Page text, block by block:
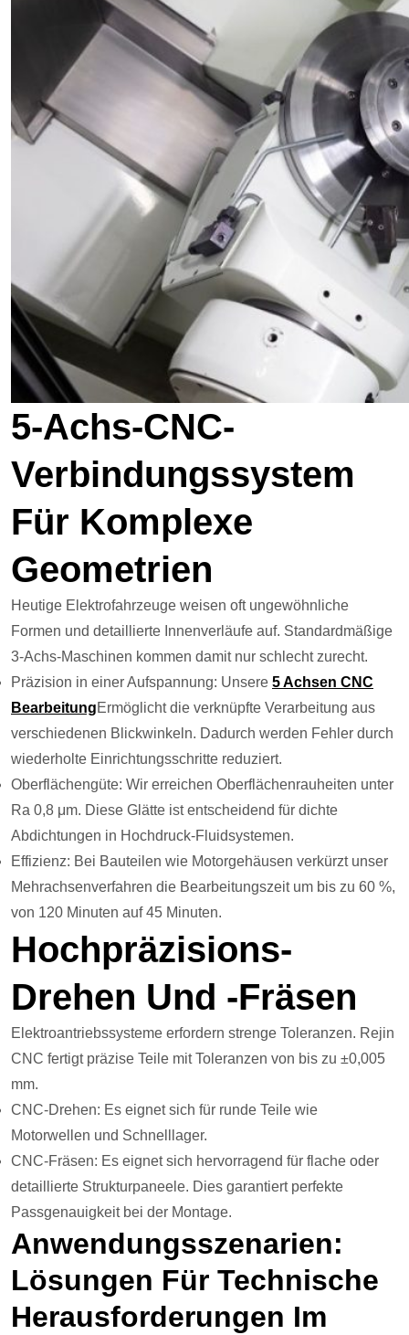
5-Achs-CNC-
Verbindungssystem
Für Komplexe
Geometrien
Heutige Elektrofahrzeuge weisen oft ungewöhnliche
Formen und detaillierte Innenverläufe auf. Standardmäßige
3-Achs-Maschinen kommen damit nur schlecht zurecht.
Präzision in einer Aufspannung: Unsere 5 Achsen CNC
BearbeitungErmöglicht die verknüpfte Verarbeitung aus
verschiedenen Blickwinkeln. Dadurch werden Fehler durch
wiederholte Einrichtungsschritte reduziert.
Oberflächengüte: Wir erreichen Oberflächenrauheiten unter
Ra 0,8 μm. Diese Glätte ist entscheidend für dichte
Abdichtungen in Hochdruck-Fluidsystemen.
Effizienz: Bei Bauteilen wie Motorgehäusen verkürzt unser
Mehrachsenverfahren die Bearbeitungszeit um bis zu 60 %,
von 120 Minuten auf 45 Minuten.
Hochpräzisions-
Drehen Und -Fräsen
Elektroantriebssysteme erfordern strenge Toleranzen. Rejin
CNC fertigt präzise Teile mit Toleranzen von bis zu ±0,005
mm.
CNC-Drehen: Es eignet sich für runde Teile wie
Motorwellen und Schnelllager.
CNC-Fräsen: Es eignet sich hervorragend für flache oder
detaillierte Strukturpaneele. Dies garantiert perfekte
Passgenauigkeit bei der Montage.
Anwendungsszenarien:
Lösungen Für Technische
Herausforderungen Im